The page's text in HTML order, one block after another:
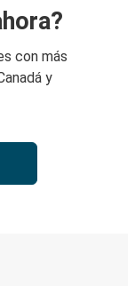
con más
y